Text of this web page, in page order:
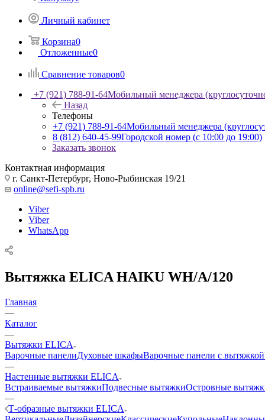
Личный кабинет
Корзина0
Отложенные0
Сравнение товаров0
+7 (921) 788-91-64Мобильный менеджера
Назад
Телефоны
+7 (921) 788-91-64Мобильный менеджера
8 (812) 640-45-99Городской номер (с 10:00 до 19:00)
Заказать звонок
Контактная информация
г. Санкт-Петербург, Ново-Рыбинская 19/21
online@sefi-spb.ru
Viber
Viber
WhatsApp
Вытяжка ELICA HAIKU WH/A/120
Главная
—
Каталог
—
Вытяжки ELICA
Варочные панелиДуховые шкафыВарочные панели с вытяжкой
—
Настенные вытяжки ELICA
Встраиваемые вытяжкиПодвесные вытяжкиОстровные
—
Т-образные вытяжки ELICA